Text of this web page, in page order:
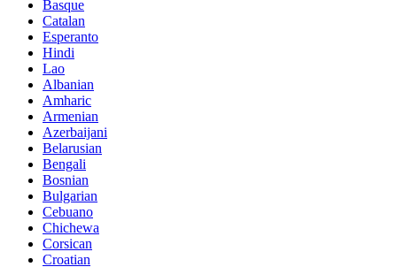
Basque
Catalan
Esperanto
Hindi
Lao
Albanian
Amharic
Armenian
Azerbaijani
Belarusian
Bengali
Bosnian
Bulgarian
Cebuano
Chichewa
Corsican
Croatian